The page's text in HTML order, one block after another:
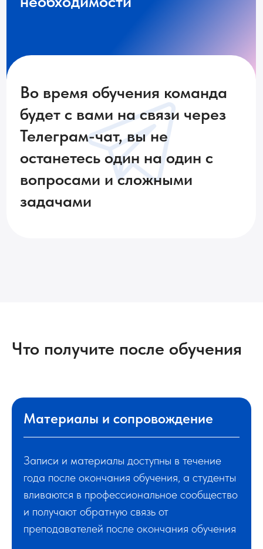
Что получите после обучения
Материалы и сопровождение
Записи и материалы доступны в течение
года после окончания обучения, а студенты
вливаются в профессиональное сообщество
и получают обратную связь от
преподавателей после окончания обучения